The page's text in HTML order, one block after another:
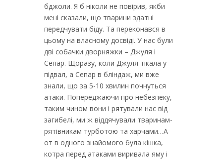
бджоли. Я б ніколи не повірив, якби
мені сказали, що тварини здатні
передчувати біду. Та переконався в
цьому на власному досвіді. У нас були
дві собачки дворняжки – Джуля і
Сепар. Щоразу, коли Джуля тікала у
підвал, а Сепар в бліндаж, ми вже
знали, що за 5-10 хвилин почнуться
атаки. Попереджаючи про небезпеку,
таким чином вони і рятували нас від
загибелі, ми ж віддячували тваринам-
рятівникам турботою та харчами…А
от в одного знайомого була кішка,
котра перед атаками виривала яму і